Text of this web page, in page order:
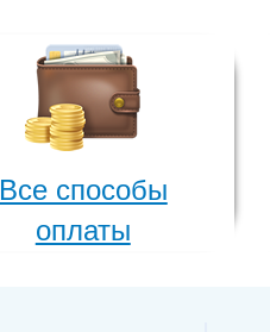
Все способы
оплаты